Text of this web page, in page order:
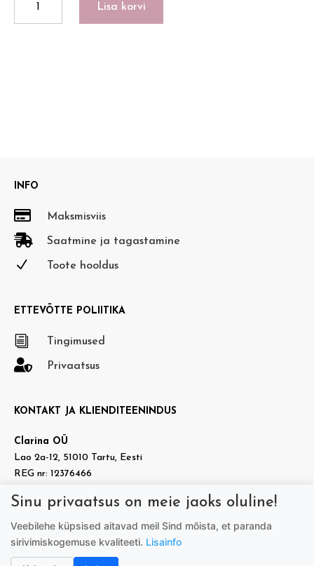
kogus
Lisa korvi
INFO
 Maksmisviis
 Saatmine ja tagastamine
N Toote hooldus
ETTEVÕTTE POLIITIKA
i Tingimused
 Privaatsus
KONTAKT JA KLIENDITEENINDUS
Clarina OÜ
Lao 2a-12, 51010 Tartu, Eesti
REG nr: 12376466
info@doradora.ee
 https://www.facebook.com/doradora.ee
+372 505 7005
Sinu privaatsus on meie jaoks oluline!
Veebilehe küpsised aitavad meil Sind mõista, et paranda
sirivimiskogemuse kvaliteeti. Lisainfo